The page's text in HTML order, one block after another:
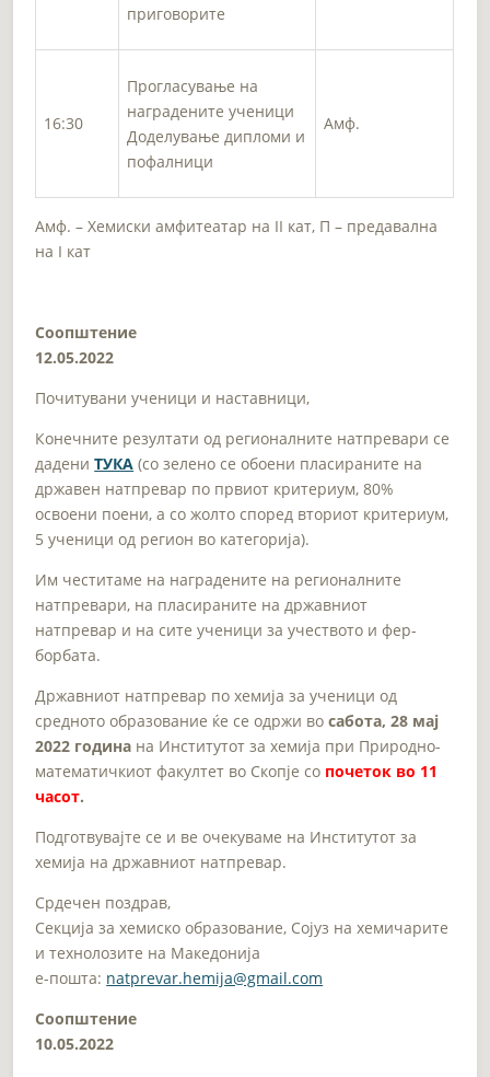
приговорите
16:30
Прогласување на
наградените ученици
Доделување дипломи и
пофалници
Амф.
Амф. – Хемиски амфитеатар на II кат, П – предавална
на I кат
Соопштение
12.05.2022
Почитувани ученици и наставници,
Конечните резултати од регионалните натпревари се
дадениТУКА (со зелено се обоени пласираните на
државен натпревар по првиот критериум, 80%
освоени поени, а со жолто според вториот критериум,
5 ученици од регион во категорија).
Им честитаме на наградените на регионалните
натпревари, на пласираните на државниот
натпревар и на сите ученици за учеството и фер-
борбата.
Државниот натпревар по хемија за ученици од
средното образование ќе се одржи восабота, 28 мај
2022 година на Институтот за хемија при Природно-
математичкиот факултет во Скопје со почеток во 11
часот.
Подготвувајте се и ве очекуваме на Институтот за
хемија на државниот натпревар.
Срдечен поздрав,
Секција за хемиско образование, Сојуз на хемичарите
и технолозите на Македонија
e-пошта: natprevar.hemija@gmail.com
Соопштение
10.05.2022